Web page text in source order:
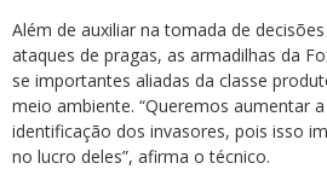
Além de auxiliar na tomada de
ataques de pragas, as armadilhas da
se importantes aliadas da classe
meio ambiente. “Queremos aumentar
identificação dos invasores, pois isso
no lucro deles”, afirma o técnico.